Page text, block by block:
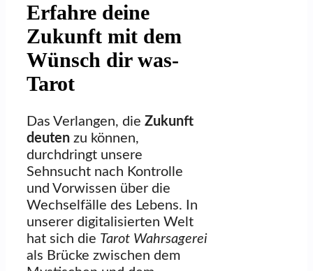
Erfahre deine
Zukunft mit dem
Wünsch dir was-
Tarot
Das Verlangen, die Zukunft
deuten zu können,
durchdringt unsere
Sehnsucht nach Kontrolle
und Vorwissen über die
Wechselfälle des Lebens. In
unserer digitalisierten Welt
hat sich die Tarot Wahrsagerei
als Brücke zwischen dem